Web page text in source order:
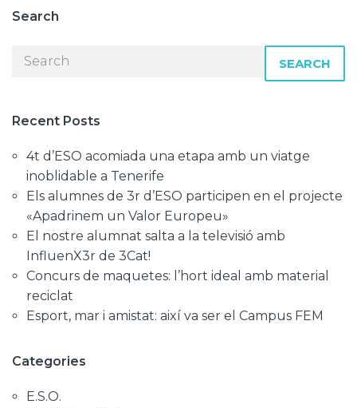
Search
SEARCH
Recent Posts
4t d’ESO acomiada una etapa amb un viatge
inoblidable a Tenerife
Els alumnes de 3r d’ESO participen en el projecte
«Apadrinem un Valor Europeu»
El nostre alumnat salta a la televisió amb
InfluenX3r de 3Cat!
Concurs de maquetes: l’hort ideal amb material
reciclat
Esport, mar i amistat: així va ser el Campus FEM
Categories
E.S.O.